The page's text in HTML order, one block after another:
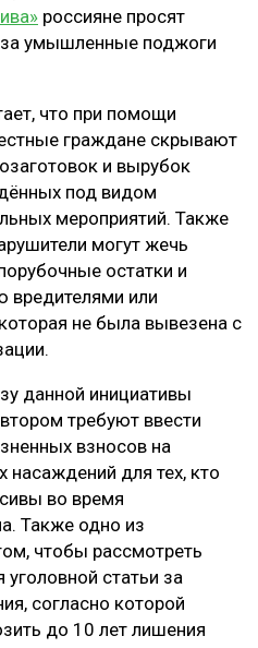
ПЛИТроссияне просят
за умышленные поджоги
что при помощи
граждане скрывают
и вырубок
под видом
мероприятий. Также
могут жечь
остатки и
вредителями или
не была вывезена с
данной инициативы
требуют ввести
взносов на
насаждений для тех, кто
во время
Также одно из
чтобы рассмотреть
статьи за
согласно которой
до 10 лет лишения